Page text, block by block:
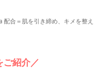
合＝肌を引き締め、キメを整え
ご紹介／